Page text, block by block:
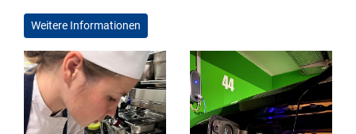
Weitere Informationen